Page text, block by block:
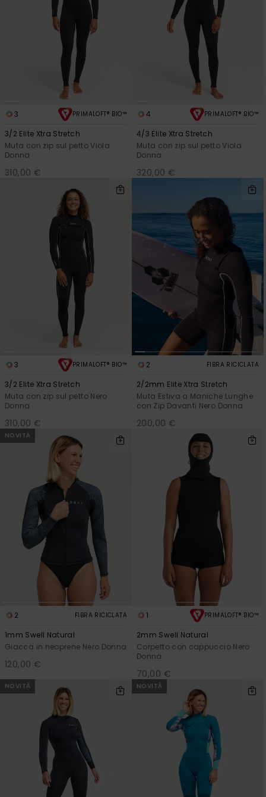
3 PRIMALOFT® BIO™
3/2 Elite Xtra Stretch
Muta con zip sul petto Viola
Donna
310,00 €
4 PRIMALOFT® BIO™
4/3 Elite Xtra Stretch
Muta con zip sul petto Viola
Donna
320,00 €
3 PRIMALOFT® BIO™
3/2 Elite Xtra Stretch
Muta con zip sul petto Nero
Donna
310,00 €
2 FIBRA RICICLATA
2/2mm Elite Xtra Stretch
Muta Estiva a Maniche Lunghe
con Zip Davanti Nero Donna
200,00 €
NOVITÀ
2 FIBRA RICICLATA
1mm Swell Natural
Giacca in neoprene Nero Donna
120,00 €
1 PRIMALOFT® BIO™
2mm Swell Natural
Corpetto con cappuccio Nero
Donna
70,00 €
NOVITÀ NOVITÀ